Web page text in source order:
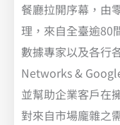
餐廳拉開序幕，由
理，來自全臺逾80
數據專家以及各行
Networks &
並幫助企業客戶在
對來自市場龐雜之